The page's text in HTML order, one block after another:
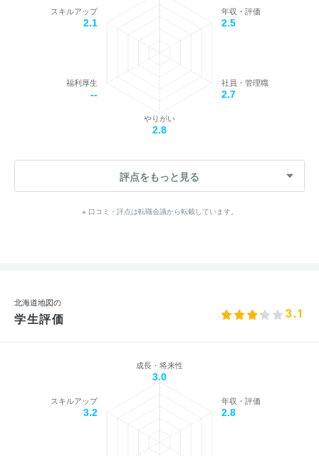
年収・評価
2.5
社員・管理職
2.7
やりがい
2.8
福利厚生
--
スキルアップ
2.1
評点をもっと見る
※ 口コミ・評点は転職会議から転載しています。
北海道地図の
学生評価 3.1
成長・将来性
3.0
年収・評価
2.8
スキルアップ
3.2